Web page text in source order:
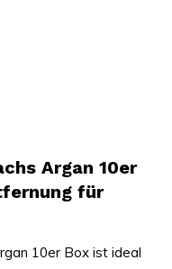
Argan 10er
für
10er Box ist ideal